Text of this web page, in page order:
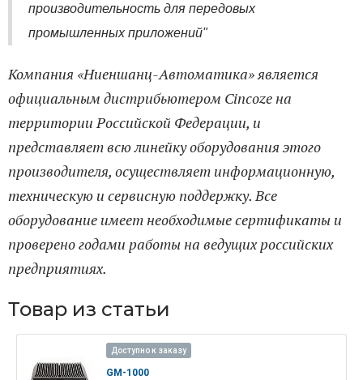
производительность для передовых
промышленных приложений"
Компания «Ниеншанц-Автоматика» является
официальным дистрибьютером Cincoze на
территории Российской Федерации, и
представляет всю линейку оборудования этого
производителя, осуществляет информационную,
техническую и сервисную поддержку. Все
оборудование имеет необходимые сертификаты и
проверено годами работы на ведущих российских
предприятиях.
Товар из статьи
Доступно к заказу
GM-1000